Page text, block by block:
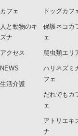
カフェ
人と動物のキ
ズナ
アクセス
NEWS
生活介護
ドッグカフ
保護ネコカ
ェ
爬虫類エリ
ハリネズミ
フェ
だれでもカ
ェ
アトリエキ
ナ